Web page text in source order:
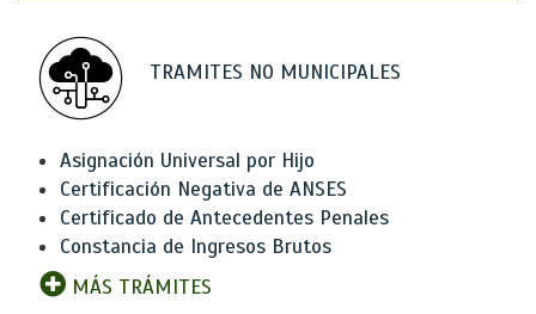
TRAMITES NO MUNICIPALES
Asignación Universal por Hijo
Certificación Negativa de ANSES
Certificado de Antecedentes Penales
Constancia de Ingresos Brutos
MÁS TRÁMITES